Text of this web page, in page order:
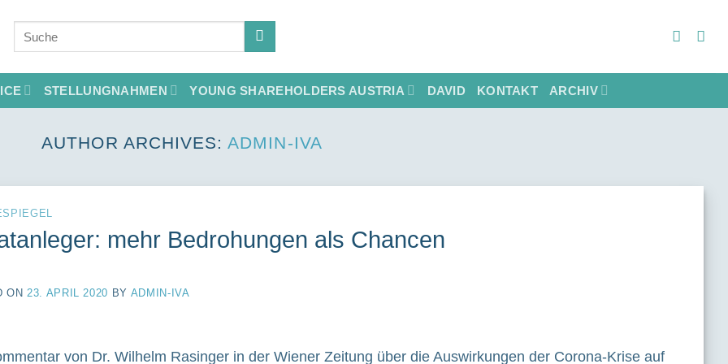
STELLUNGNAHMEN YOUNG SHAREHOLDERS AUSTRIA DAVID KONTAKT ARCHIV
AUTHOR ARCHIVES:ADMIN-IVA
mehr Bedrohungen als Chancen
ON23. APRIL 2020 BY ADMIN-IVA
von Dr. Wilhelm Rasinger in der Wiener Zeitung über die Auswirkungen der Corona-Krise auf